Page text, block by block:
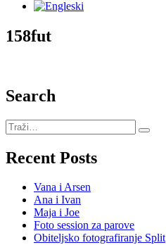
158fut
Search
Recent Posts
Vana i Arsen
Ana i Ivan
Maja i Joe
Foto session za parove
Obiteljsko fotografiranje Split